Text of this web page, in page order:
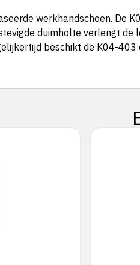
werkhandschoen. De
duimholte verlengt
beschikt de K04-